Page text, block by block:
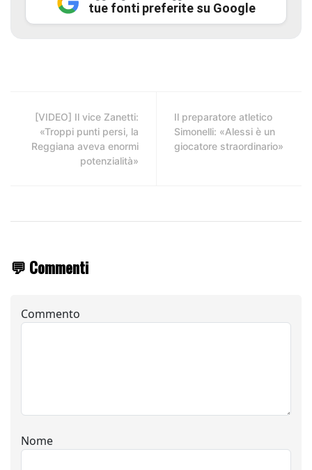
tue fonti preferite su Google
[VIDEO] Il vice Zanetti:
«Troppi punti persi, la
Reggiana aveva enormi
potenzialità»
Il preparatore atletico
Simonelli: «Alessi è un
giocatore straordinario»
💬 Commenti